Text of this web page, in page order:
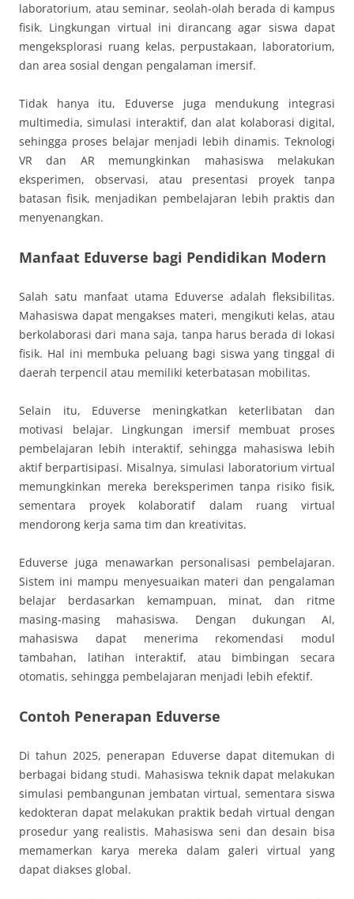
laboratorium, atau seminar, seolah-olah berada di kampus
fisik. Lingkungan virtual ini dirancang agar siswa dapat
mengeksplorasi ruang kelas, perpustakaan, laboratorium,
dan area sosial dengan pengalaman imersif.
Tidak hanya itu, Eduverse juga mendukung integrasi
multimedia, simulasi interaktif, dan alat kolaborasi digital,
sehingga proses belajar menjadi lebih dinamis. Teknologi
VR dan AR memungkinkan mahasiswa melakukan
eksperimen, observasi, atau presentasi proyek tanpa
batasan fisik, menjadikan pembelajaran lebih praktis dan
menyenangkan.
Manfaat Eduverse bagi Pendidikan Modern
Salah satu manfaat utama Eduverse adalah fleksibilitas.
Mahasiswa dapat mengakses materi, mengikuti kelas, atau
berkolaborasi dari mana saja, tanpa harus berada di lokasi
fisik. Hal ini membuka peluang bagi siswa yang tinggal di
daerah terpencil atau memiliki keterbatasan mobilitas.
Selain itu, Eduverse meningkatkan keterlibatan dan
motivasi belajar. Lingkungan imersif membuat proses
pembelajaran lebih interaktif, sehingga mahasiswa lebih
aktif berpartisipasi. Misalnya, simulasi laboratorium virtual
memungkinkan mereka bereksperimen tanpa risiko fisik,
sementara proyek kolaboratif dalam ruang virtual
mendorong kerja sama tim dan kreativitas.
Eduverse juga menawarkan personalisasi pembelajaran.
Sistem ini mampu menyesuaikan materi dan pengalaman
belajar berdasarkan kemampuan, minat, dan ritme
masing-masing mahasiswa. Dengan dukungan AI,
mahasiswa dapat menerima rekomendasi modul
tambahan, latihan interaktif, atau bimbingan secara
otomatis, sehingga pembelajaran menjadi lebih efektif.
Contoh Penerapan Eduverse
Di tahun 2025, penerapan Eduverse dapat ditemukan di
berbagai bidang studi. Mahasiswa teknik dapat melakukan
simulasi pembangunan jembatan virtual, sementara siswa
kedokteran dapat melakukan praktik bedah virtual dengan
prosedur yang realistis. Mahasiswa seni dan desain bisa
memamerkan karya mereka dalam galeri virtual yang
dapat diakses global.